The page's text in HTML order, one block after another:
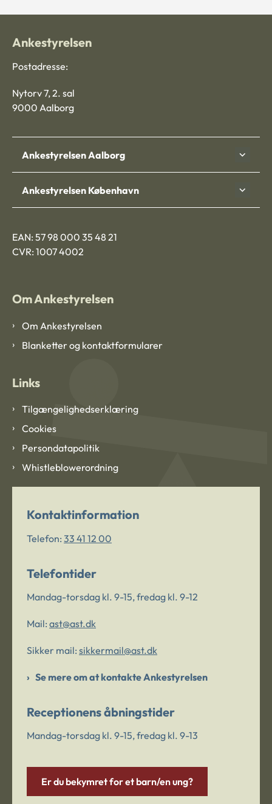
Ankestyrelsen
Postadresse:
Nytorv 7, 2. sal
9000 Aalborg
Ankestyrelsen Aalborg
Ankestyrelsen København
EAN: 57 98 000 35 48 21
CVR: 1007 4002
Om Ankestyrelsen
Om Ankestyrelsen
Blanketter og kontaktformularer
Links
Tilgængelighedserklæring
Cookies
Persondatapolitik
Whistleblowerordning
Kontaktinformation
Telefon: 33 41 12 00
Telefontider
Mandag-torsdag kl. 9-15, fredag kl. 9-12
Mail: ast@ast.dk
Sikker mail: sikkermail@ast.dk
Se mere om at kontakte Ankestyrelsen
Receptionens åbningstider
Mandag-torsdag kl. 9-15, fredag kl. 9-13
Er du bekymret for et barn/en ung?